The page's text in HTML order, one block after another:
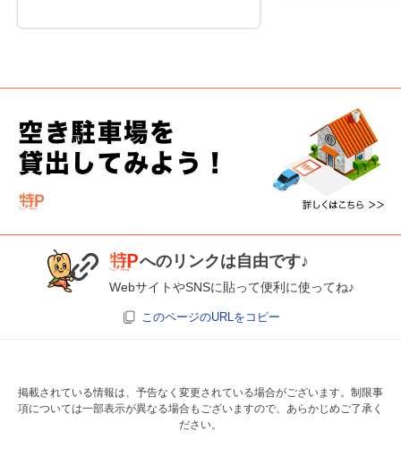
へのリンクは自由です♪
WebサイトやSNSに貼って便利に使ってね♪
このページのURLをコピー
掲載されている情報は、予告なく変更されている場合がございます。制限事
項については一部表示が異なる場合もございますので、あらかじめご了承く
ださい。